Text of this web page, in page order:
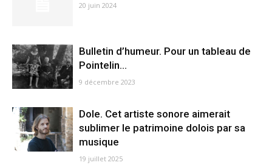
20 juin 2024
Bulletin d’humeur. Pour un tableau de
Pointelin…
9 décembre 2023
Dole. Cet artiste sonore aimerait
sublimer le patrimoine dolois par sa
musique
19 juillet 2025